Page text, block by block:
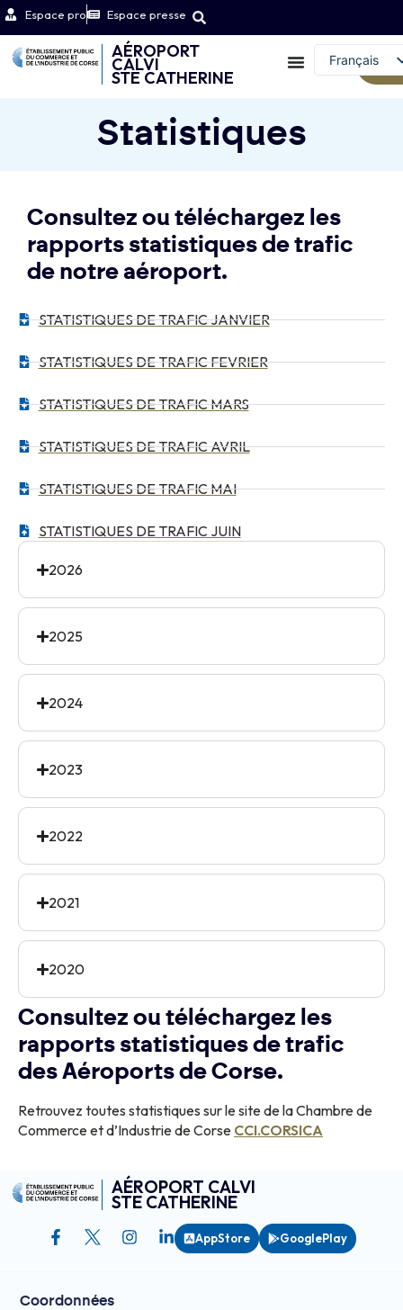
Espace pro Espace presse
AÉROPORT
CALVI
STE CATHERINE
Français
English (UK)
Statistiques
Consultez ou téléchargez les
rapports statistiques de trafic
de notre aéroport.
STATISTIQUES DE TRAFIC JANVIER
STATISTIQUES DE TRAFIC FEVRIER
STATISTIQUES DE TRAFIC MARS
STATISTIQUES DE TRAFIC AVRIL
STATISTIQUES DE TRAFIC MAI
STATISTIQUES DE TRAFIC JUIN
2026
2025
2024
2023
2022
2021
2020
Consultez ou téléchargez les
rapports statistiques de trafic
des Aéroports de Corse.
Retrouvez toutes statistiques sur le site de la Chambre de
Commerce et d’Industrie de Corse CCI.CORSICA
AÉROPORT CALVI
STE CATHERINE
AppStore GooglePlay
Coordonnées